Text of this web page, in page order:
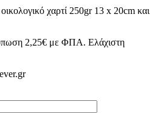
χαρτί 250gr 13 x 20cm και
2,25€ με ΦΠΑ. Ελάχιστη